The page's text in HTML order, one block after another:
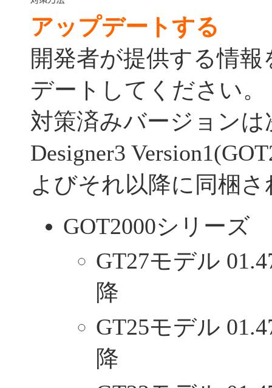
アップデートする
開発者が提供する情
デートしてください。
対策済みバージョンは
Designer3
よびそれ以降に同梱
GOT2000シリーズ
GT27モデル
降
GT25モデル
降